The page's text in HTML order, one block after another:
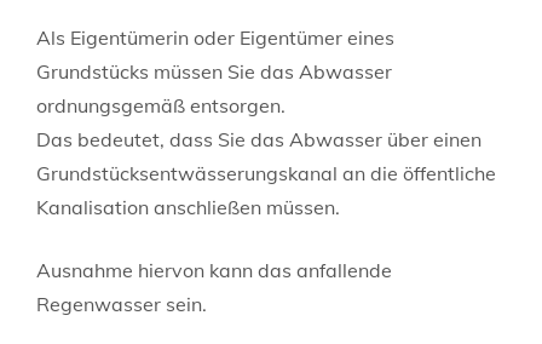
Als Eigentümerin oder Eigentümer eines
Grundstücks müssen Sie das Abwasser
ordnungsgemäß entsorgen.
Das bedeutet, dass Sie das Abwasser über einen
Grundstücksentwässerungskanal an die öffentliche
Kanalisation anschließen müssen.
Ausnahme hiervon kann das anfallende
Regenwasser sein.